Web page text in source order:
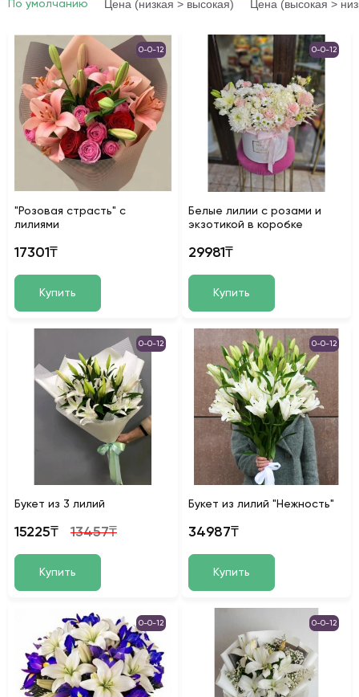
По умолчанию Цена (низкая > высокая) Цена (высокая >
0-0-12
"Розовая страсть" с
лилиями
17301₸
Купить
0-0-12
Белые лилии с розами и
экзотикой в коробке
29981₸
Купить
0-0-12
Букет из 3 лилий
15225₸ 13457₸
Купить
0-0-12
Букет из лилий "Нежность"
34987₸
Купить
0-0-12 0-0-12